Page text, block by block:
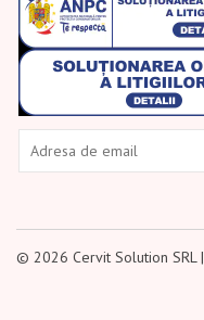
© 2026 Cervit Solution SRL |